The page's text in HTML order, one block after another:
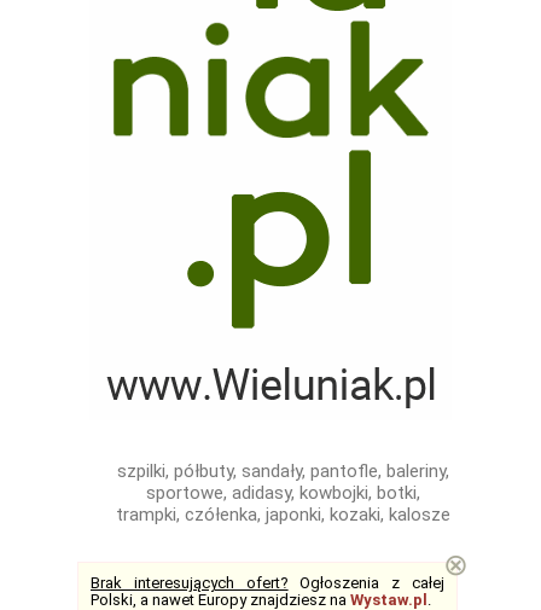
szpilki, półbuty, sandały, pantofle, baleriny,
sportowe, adidasy, kowbojki, botki,
trampki, czółenka, japonki, kozaki, kalosze
Brak interesujących ofert? Ogłoszenia z całej
Polski, a nawet Europy znajdziesz na Wystaw.pl .
⊗